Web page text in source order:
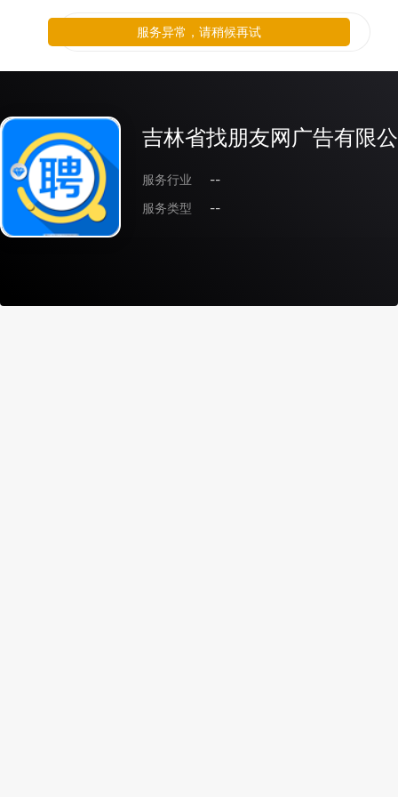
吉林省找朋友网广告有限
服务行业
--
服务类型
--
服务异常，请稍候再试